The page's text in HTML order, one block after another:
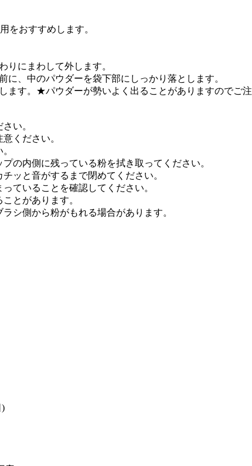
をおすすめします。
りにまわして外します。
に、中のパウダーを袋下部にしっかり落とします。
ます。★パウダーが勢いよく出ることがありますのでご
い。
ください。
の内側に残っている粉を拭き取ってください。
ッと音がするまで閉めてください。
ていることを確認してください。
とがあります。
シ側から粉がもれる場合があります。
)